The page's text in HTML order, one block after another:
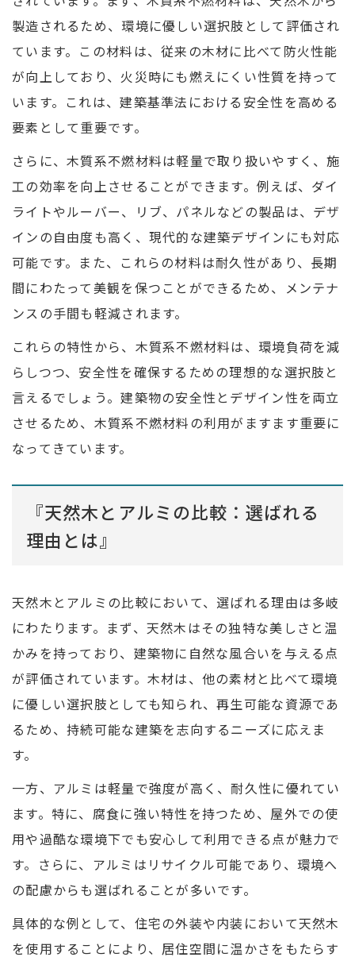
製造されるため、環境に優しい選択肢として評価され
ています。この材料は、従来の木材に比べて防火性能
が向上しており、火災時にも燃えにくい性質を持って
います。これは、建築基準法における安全性を高める
要素として重要です。
さらに、木質系不燃材料は軽量で取り扱いやすく、施
工の効率を向上させることができます。例えば、ダイ
ライトやルーバー、リブ、パネルなどの製品は、デザ
インの自由度も高く、現代的な建築デザインにも対応
可能です。また、これらの材料は耐久性があり、長期
間にわたって美観を保つことができるため、メンテナ
ンスの手間も軽減されます。
これらの特性から、木質系不燃材料は、環境負荷を減
らしつつ、安全性を確保するための理想的な選択肢と
言えるでしょう。建築物の安全性とデザイン性を両立
させるため、木質系不燃材料の利用がますます重要に
なってきています。
『天然木とアルミの比較：選ばれる
理由とは』
天然木とアルミの比較において、選ばれる理由は多岐
にわたります。まず、天然木はその独特な美しさと温
かみを持っており、建築物に自然な風合いを与える点
が評価されています。木材は、他の素材と比べて環境
に優しい選択肢としても知られ、再生可能な資源であ
るため、持続可能な建築を志向するニーズに応えま
す。
一方、アルミは軽量で強度が高く、耐久性に優れてい
ます。特に、腐食に強い特性を持つため、屋外での使
用や過酷な環境下でも安心して利用できる点が魅力で
す。さらに、アルミはリサイクル可能であり、環境へ
の配慮からも選ばれることが多いです。
具体的な例として、住宅の外装や内装において天然木
を使用することにより、居住空間に温かさをもたらす